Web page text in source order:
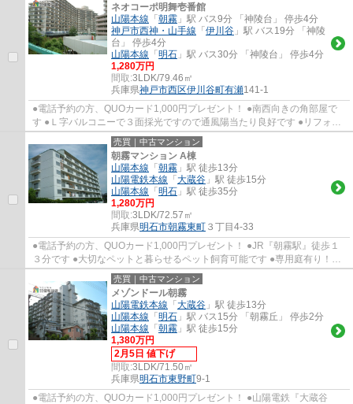
ネオコーポ明舞壱番館
山陽本線 「朝霧 」駅 バス9分 「神陵台」 停歩4分
神戸市西神・山手線 「伊川谷 」駅 バス19分 「神陵
台」 停歩4分
山陽本線 「明石 」駅 バス30分 「神陵台」 停歩4分
1,280万円
間取:3LDK/79.46㎡
兵庫県神戸市西区伊川谷町有瀬141-1
●電話予約の方、QUOカード1,000円プレゼント！ ●南西向きの角部屋で
す ●Ｌ字バルコニーで３面採光ですので通風陽当たり良好です ●リフォー
ム済みで快適に生活できます ●トランクルーム...
売買｜中古マンション
朝霧マンション A棟
山陽本線 「朝霧 」駅 徒歩13分
山陽電鉄本線 「大蔵谷 」駅 徒歩15分
山陽本線 「明石 」駅 徒歩35分
1,280万円
間取:3LDK/72.57㎡
兵庫県明石市朝霧東町 ３丁目4-33
●電話予約の方、QUOカード1,000円プレゼント！ ●JR『朝霧駅』徒歩１
３分です ●大切なペットと暮らせるペット飼育可能です ●専用庭有り！お
子様の遊び場や家庭菜園など様々です ●リフォ...
売買｜中古マンション
メゾンドール朝霧
山陽電鉄本線 「大蔵谷 」駅 徒歩13分
山陽本線 「明石 」駅 バス15分 「朝霧丘」 停歩2分
山陽本線 「朝霧 」駅 徒歩15分
1,380万円
2月5日 値下げ
間取:3LDK/71.50㎡
兵庫県明石市東野町9-1
●電話予約の方、QUOカード1,000円プレゼント！ ●山陽電鉄『大蔵谷